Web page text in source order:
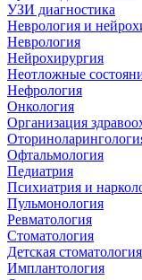
УЗИ диагностика
Неврология и
Неврология
Нейрохирургия
Неотложные
Нефрология
Онкология
Организация
Офтальмология
Педиатрия
Психиатрия и
Пульмонология
Ревматология
Стоматология
Детская стоматология
Имплантология